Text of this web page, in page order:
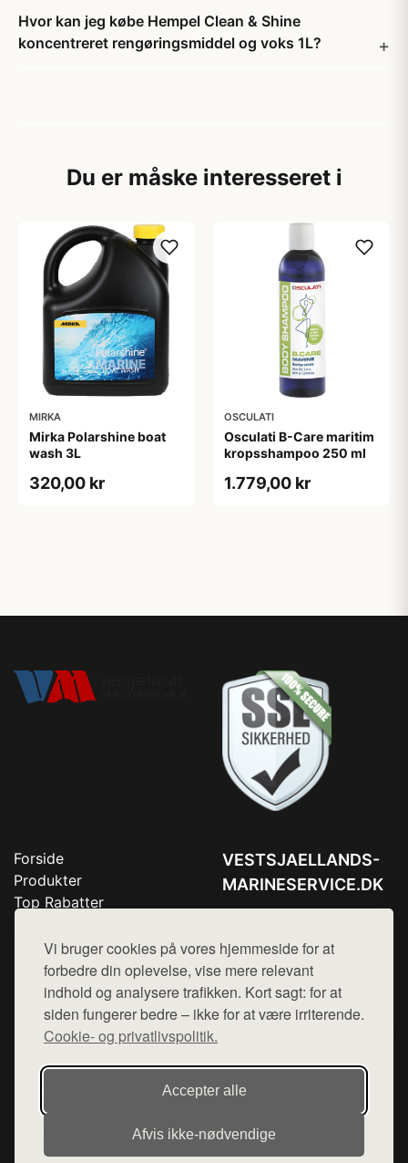
Vi bruger cookies på vores hjemmeside for at
forbedre din oplevelse, vise mere relevant
indhold og analysere trafikken. Kort sagt: for at
siden fungerer bedre – ikke for at være irriterende.
Cookie- og privatlivspolitik.
Accepter alle
Afvis ikke‑nødvendige
Hvor kan jeg købe Hempel Clean & Shine
koncentreret rengøringsmiddel og voks 1L?
Du er måske interesseret i
MIRKA
Mirka Polarshine boat
wash 3L
320,00 kr
OSCULATI
Osculati B-Care maritim
kropsshampoo 250 ml
1.779,00 kr
Forside
Produkter
Top Rabatter
Kontakt
VESTSJAELLANDS-
MARINESERVICE.DK
Mail:hej@want.dk
Cookie- og privatlivspolitik
Denne side er en del af want.dk, der udgiver en række
hjemmesider med præsentation af forskellige produkter fra
diverse webshops. Der sælges ikke varer fra denne side - vi
henviser til de shops, som sælger varen. Vi har heller ikke
varerne på lager.